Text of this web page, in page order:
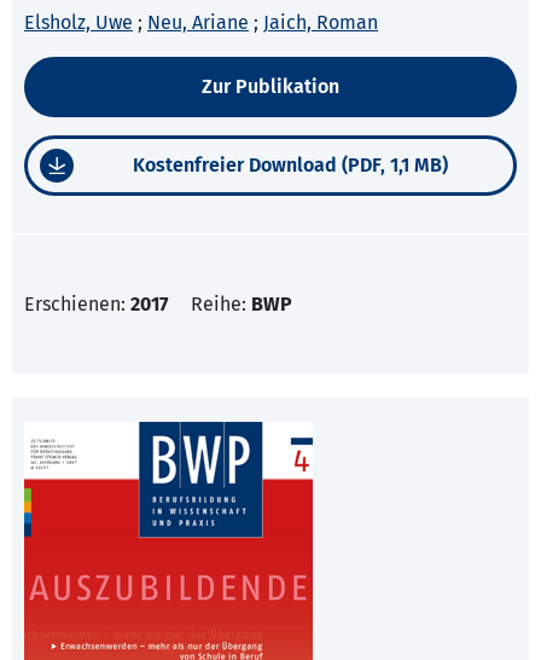
Elsholz, Uwe ; Neu, Ariane ; Jaich, Roman
Zur Publikation
Kostenfreier Download (PDF, 1,1 MB)
Erschienen: 2017 Reihe: BWP